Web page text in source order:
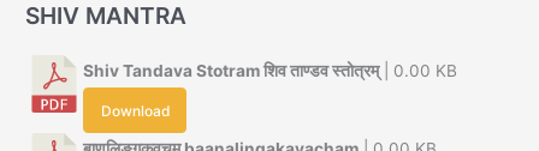
SHIV MANTRA
Shiv Tandava Stotram शिव ताण्डव स्तोत्रम्| 0.00 KB
Download